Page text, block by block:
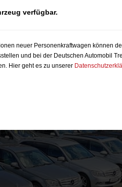
verfügbar.
neuer Personenkraftwagen können
und bei der Deutschen Automobil
Hier geht es zu unserer